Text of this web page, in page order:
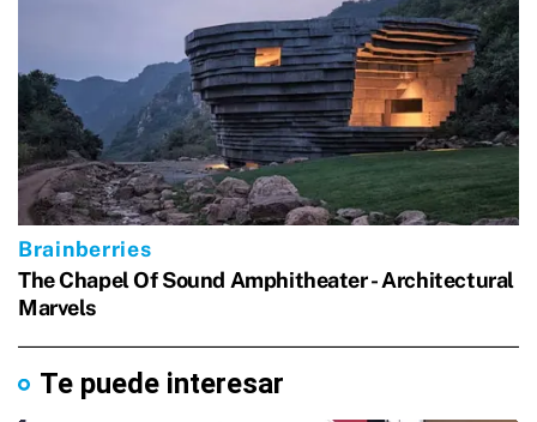
Te puede interesar